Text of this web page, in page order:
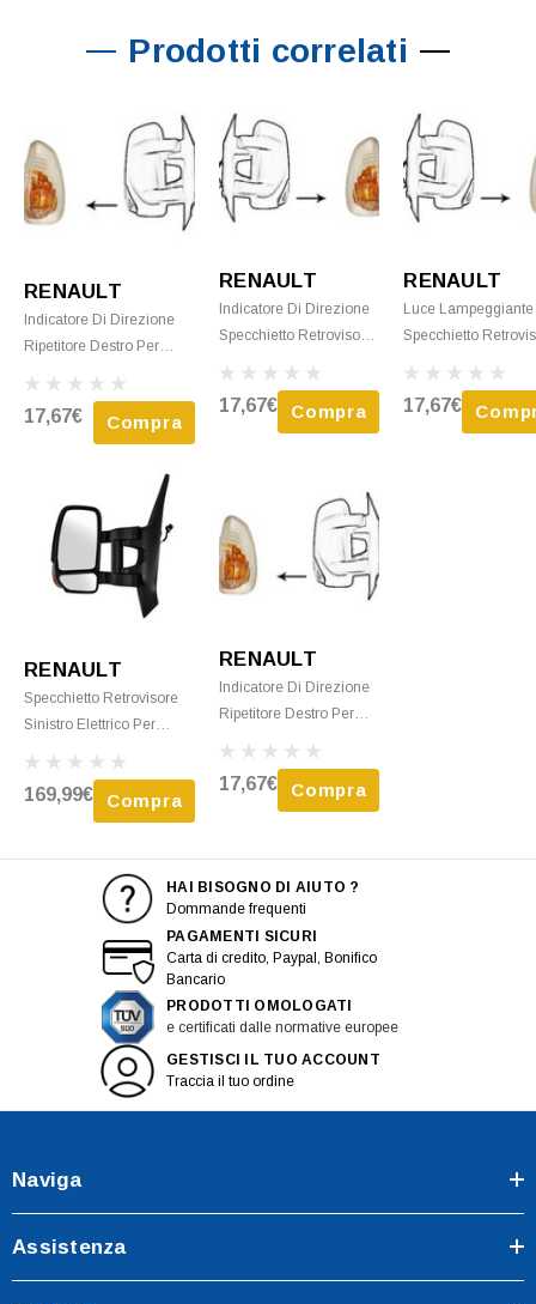
Prodotti correlati
RENAULT
Indicatore Di Direzione
Ripetitore Destro Per
Ph.1, 2010-2014
Arancione (16W)
17,67€ Compra
RENAULT
Indicatore Di Direzione
Specchietto Retrovisore
MASTER III Fase 2,
2014-2019, 16W,
17,67€ Compra
RENAULT
Luce Lampeggiante
Specchietto
MASTER III Fase 3,
2019, 16W,
17,67€
RENAULT
Specchietto Retrovisore
Sinistro Elettrico Per
Fase 1, 2010-2014,
Braccio Lungo,
Arancione Lampeggiante
(16W), Nuovo
169,99€ Compra
RENAULT
Indicatore Di Direzione
Ripetitore Destro Per
Fase 2, 2014-2019,
Arancione, 16W,
17,67€ Compra
HAI BISOGNO DI AIUTO ?
Dommande frequenti
PAGAMENTI SICURI
Carta di credito, Paypal, Bonifico
Bancario
PRODOTTI OMOLOGATI
e certificati dalle normative europee
GESTISCI IL TUO ACCOUNT
Traccia il tuo ordine
Naviga
Assistenza